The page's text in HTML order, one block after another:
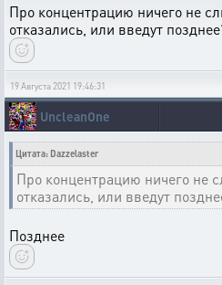
Про концентрацию ничего не
отказались, или введут
19 Августа 2021 19:46:31
UncleanOne
Цитата: Dazzelaster
Про концентрацию ничего не
отказались, или введут
Позднее